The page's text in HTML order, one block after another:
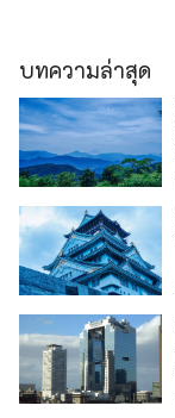
บทความล่าสุด